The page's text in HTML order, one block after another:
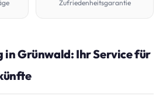
Zufriedenheitsgarantie
in Grünwald: Ihr Service für